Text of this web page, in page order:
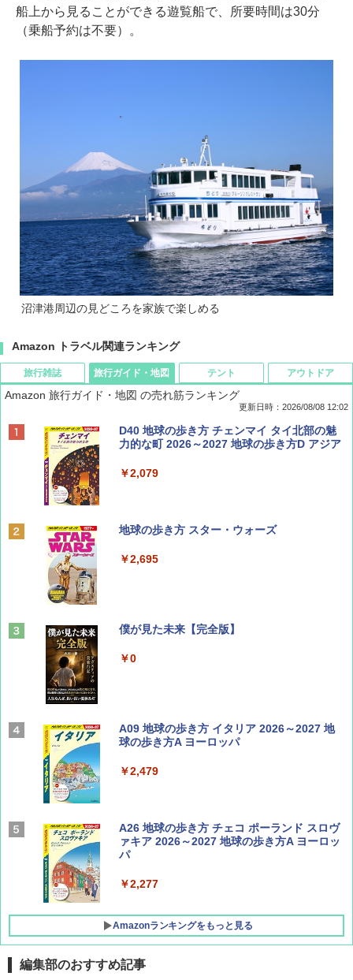
船上から見ることができる遊覧船で、所要時間は30分
（乗船予約は不要）。
沼津港周辺の見どころを家族で楽しめる
Amazon トラベル関連ランキング
旅行雑誌
BE-PAL(ビ-パル) 2026年 9 月号【特別付録:
SOTO ミニマル"旅"財布 ランダム2種】
￥1,500
ディズニーファン ２０２６年 ９月号 [雑
山と溪谷 2026年8月号「南アルプス大全」
￥1,540
Coyote No.89 特集 星野道夫 夢見る旅
AIRLINE（エアライン）2026年9月号【特
集】ボーイング110周年を祝して！
旅行ガイド・地図
Amazon 旅行ガイド・地図 の売れ筋ランキング
更新日時：2026/08/08 12:02
D40 地球の歩き方 チェンマイ タイ北部の魅
力的な町 2026～2027 地球の歩き方D アジア
￥2,079
地球の歩き方 スター・ウォーズ
￥2,695
僕が見た未来【完全版】
￥0
A09 地球の歩き方 イタリア 2026～2027 地
球の歩き方A ヨーロッパ
￥2,479
A26 地球の歩き方 チェコ ポーランド スロヴ
ァキア 2026～2027 地球の歩き方A ヨーロッ
パ
￥2,277
Amazonランキングをもっと見る
テント アウトドア
編集部のおすすめ記事